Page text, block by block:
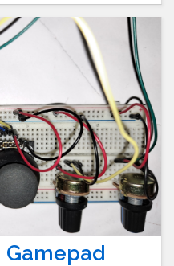
Gamepad